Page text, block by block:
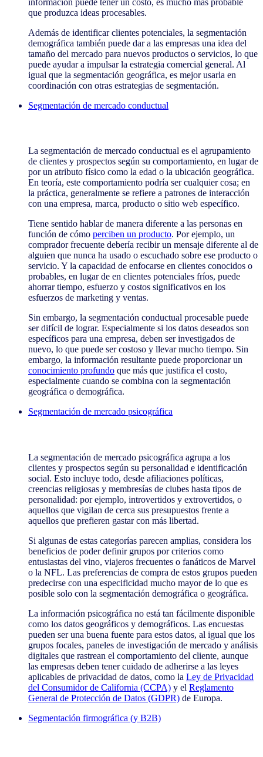
que produzca ideas procesables.
Además de identificar clientes potenciales, la segmentación
demográfica también puede dar a las empresas una idea del
tamaño del mercado para nuevos productos o servicios, lo que
puede ayudar a impulsar la estrategia comercial general. Al
igual que la segmentación geográfica, es mejor usarla en
coordinación con otras estrategias de segmentación.
Segmentación de mercado conductual
La segmentación de mercado conductual es el agrupamiento
de clientes y prospectos según su comportamiento, en lugar de
por un atributo físico como la edad o la ubicación geográfica.
En teoría, este comportamiento podría ser cualquier cosa; en
la práctica, generalmente se refiere a patrones de interacción
con una empresa, marca, producto o sitio web específico.
Tiene sentido hablar de manera diferente a las personas en
función de cómo perciben un producto. Por ejemplo, un
comprador frecuente debería recibir un mensaje diferente al de
alguien que nunca ha usado o escuchado sobre ese producto o
servicio. Y la capacidad de enfocarse en clientes conocidos o
probables, en lugar de en clientes potenciales fríos, puede
ahorrar tiempo, esfuerzo y costos significativos en los
esfuerzos de marketing y ventas.
Sin embargo, la segmentación conductual procesable puede
ser difícil de lograr. Especialmente si los datos deseados son
específicos para una empresa, deben ser investigados de
nuevo, lo que puede ser costoso y llevar mucho tiempo. Sin
embargo, la información resultante puede proporcionar un
conocimiento profundo que más que justifica el costo,
especialmente cuando se combina con la segmentación
geográfica o demográfica.
Segmentación de mercado psicográfica
La segmentación de mercado psicográfica agrupa a los
clientes y prospectos según su personalidad e identificación
social. Esto incluye todo, desde afiliaciones políticas,
creencias religiosas y membresías de clubes hasta tipos de
personalidad: por ejemplo, introvertidos y extrovertidos, o
aquellos que vigilan de cerca sus presupuestos frente a
aquellos que prefieren gastar con más libertad.
Si algunas de estas categorías parecen amplias, considera los
beneficios de poder definir grupos por criterios como
entusiastas del vino, viajeros frecuentes o fanáticos de Marvel
o la NFL. Las preferencias de compra de estos grupos pueden
predecirse con una especificidad mucho mayor de lo que es
posible solo con la segmentación demográfica o geográfica.
La información psicográfica no está tan fácilmente disponible
como los datos geográficos y demográficos. Las encuestas
pueden ser una buena fuente para estos datos, al igual que los
grupos focales, paneles de investigación de mercado y análisis
digitales que rastrean el comportamiento del cliente, aunque
las empresas deben tener cuidado de adherirse a las leyes
aplicables de privacidad de datos, como la Ley de Privacidad
del Consumidor de California (CCPA) y el Reglamento
General de Protección de Datos (GDPR) de Europa.
Segmentación firmográfica (y B2B)